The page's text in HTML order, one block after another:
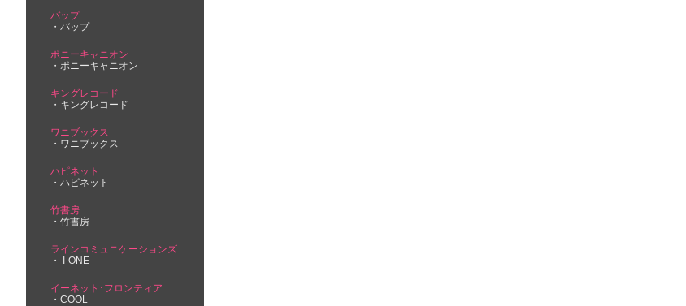
バップ
バップ
ポニーキャニオン
ポニーキャニオン
キングレコード
キングレコード
ワニブックス
ワニブックス
ハピネット
ハピネット
竹書房
竹書房
ラインコミュニケーションズ
I-ONE
イーネット･フロンティア
COOL